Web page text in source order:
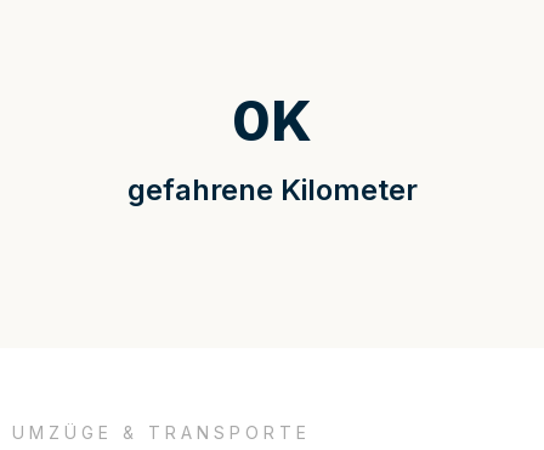
gefahrene Kilometer
0K
UMZÜGE & TRANSPORTE